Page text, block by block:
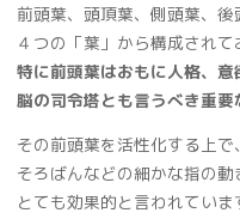
前頭葉、頭頂葉、側頭葉、後
４つの「葉」から構成されて
特に前頭葉はおもに人格、意
脳の司令塔とも言うべき重要
その前頭葉を活性化する上で、
そろばんなどの細かな指の動
とても効果的と言われていま